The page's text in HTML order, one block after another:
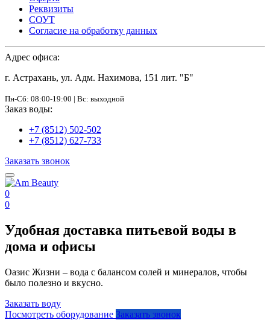
Реквизиты
СОУТ
Согласие на обработку данных
Адрес офиса:
г. Астрахань, ул. Адм. Нахимова, 151 лит. "Б"
Пн-Сб: 08:00-19:00 | Вс: выходной
Заказ воды:
+7 (8512) 502-502
+7 (8512) 627-733
Заказать звонок
0
0
Удобная доставка питьевой воды в
дома и офисы
Оазис Жизни – вода с балансом солей и минералов, чтобы
было полезно и вкусно.
Заказать воду
Посмотреть оборудование Заказать звонок